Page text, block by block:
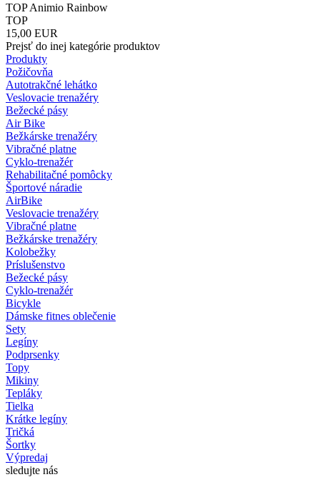
TOP Animio Rainbow
TOP
15,00 EUR
Prejsť do inej kategórie produktov
Produkty
Požičovňa
Autotrakčné lehátko
Veslovacie trenažéry
Bežecké pásy
Air Bike
Bežkárske trenažéry
Vibračné platne
Cyklo-trenažér
Rehabilitačné pomôcky
Športové náradie
AirBike
Veslovacie trenažéry
Vibračné platne
Bežkárske trenažéry
Kolobežky
Príslušenstvo
Bežecké pásy
Cyklo-trenažér
Bicykle
Dámske fitnes oblečenie
Sety
Legíny
Podprsenky
Topy
Mikiny
Tepláky
Tielka
Krátke legíny
Tričká
Šortky
Výpredaj
sledujte nás